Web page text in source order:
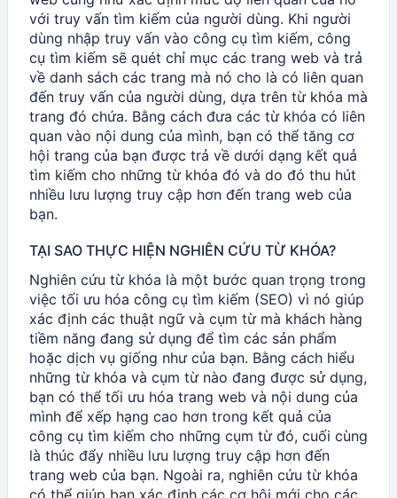
với truy vấn tìm kiếm của người dùng. Khi người
dùng nhập truy vấn vào công cụ tìm kiếm, công
cụ tìm kiếm sẽ quét chỉ mục các trang web và trả
về danh sách các trang mà nó cho là có liên quan
đến truy vấn của người dùng, dựa trên từ khóa mà
trang đó chứa. Bằng cách đưa các từ khóa có liên
quan vào nội dung của mình, bạn có thể tăng cơ
hội trang của bạn được trả về dưới dạng kết quả
tìm kiếm cho những từ khóa đó và do đó thu hút
nhiều lưu lượng truy cập hơn đến trang web của
bạn.
TẠI SAO THỰC HIỆN NGHIÊN CỨU TỪ KHÓA?
Nghiên cứu từ khóa là một bước quan trọng trong
việc tối ưu hóa công cụ tìm kiếm (SEO) vì nó giúp
xác định các thuật ngữ và cụm từ mà khách hàng
tiềm năng đang sử dụng để tìm các sản phẩm
hoặc dịch vụ giống như của bạn. Bằng cách hiểu
những từ khóa và cụm từ nào đang được sử dụng,
bạn có thể tối ưu hóa trang web và nội dung của
mình để xếp hạng cao hơn trong kết quả của
công cụ tìm kiếm cho những cụm từ đó, cuối cùng
là thúc đẩy nhiều lưu lượng truy cập hơn đến
trang web của bạn. Ngoài ra, nghiên cứu từ khóa
có thể giúp bạn xác định các cơ hội mới cho các